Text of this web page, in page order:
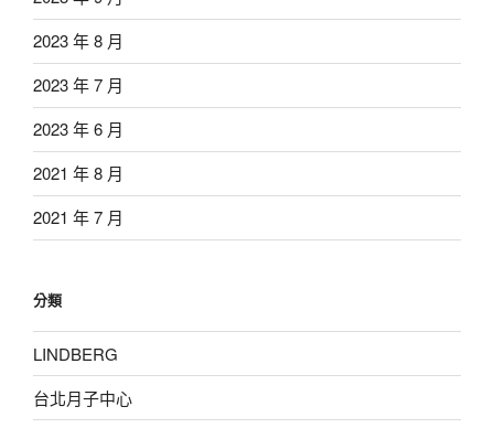
2023 年 8 月
2023 年 7 月
2023 年 6 月
2021 年 8 月
2021 年 7 月
分類
LINDBERG
台北月子中心